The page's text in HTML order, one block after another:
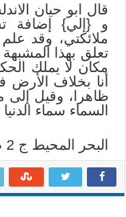
قال ابو حيان
و {إلي} إضافة
ملائكتي، وقد
تعلق بهذا
مكان لا يملك
أنا بخلاف الأرض
ظاهرا، وقيل
السماء سماء
البحر المحيط ج 2 ص 497